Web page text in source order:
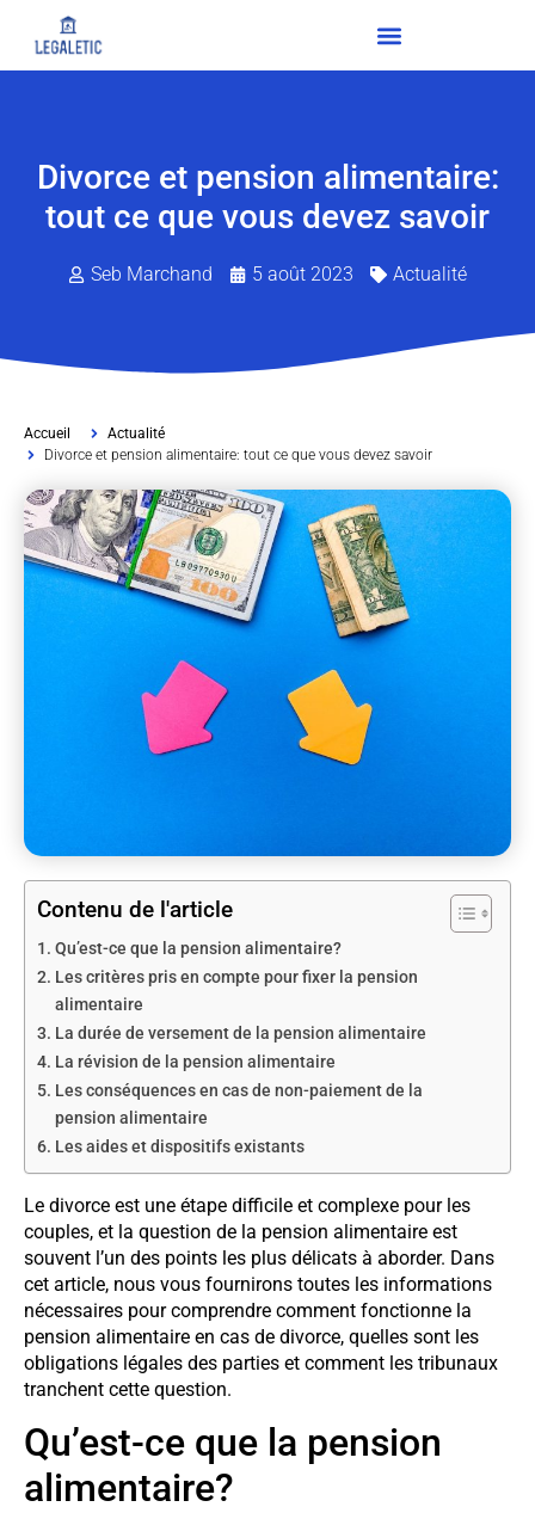
Divorce et pension alimentaire:
tout ce que vous devez savoir
Seb Marchand 5 août 2023 Actualité
Accueil
Actualité
Divorce et pension alimentaire: tout ce que vous devez savoir
Contenu de l'article
Qu’est-ce que la pension alimentaire?
Les critères pris en compte pour fixer la pension
alimentaire
La durée de versement de la pension alimentaire
La révision de la pension alimentaire
Les conséquences en cas de non-paiement de la
pension alimentaire
Les aides et dispositifs existants
Le divorce est une étape difficile et complexe pour les
couples, et la question de la pension alimentaire est
souvent l’un des points les plus délicats à aborder. Dans
cet article, nous vous fournirons toutes les informations
nécessaires pour comprendre comment fonctionne la
pension alimentaire en cas de divorce, quelles sont les
obligations légales des parties et comment les tribunaux
tranchent cette question.
Qu’est-ce que la pension
alimentaire?